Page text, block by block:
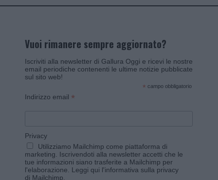
Vuoi rimanere sempre aggiornato?
Iscriviti alla newsletter di Gallura Oggi e ricevi le nostre
email periodiche contenenti le ultime notizie pubblicate
sul sito web!
* campo obbligatorio
Indirizzo email *
Privacy
Utilizziamo Mailchimp come piattaforma di
marketing. Iscrivendoti alla newsletter accetti che le
tue informazioni siano trasferite a Mailchimp per
l'elaborazione. Leggi qui l'informativa sulla privacy
di Mailchimp